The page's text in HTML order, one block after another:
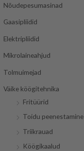
Nõudepesumasinad
Gaasipliidid
Elektripliidid
Mikrolaineahjud
Tolmuimejad
Väike köögitehnika
Fritüürid
Toidu peenestamine
Triikrauad
Köögikaalud